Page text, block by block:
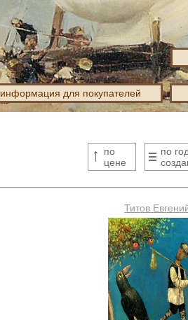
информация для покупателей
по
цене
по
Титов